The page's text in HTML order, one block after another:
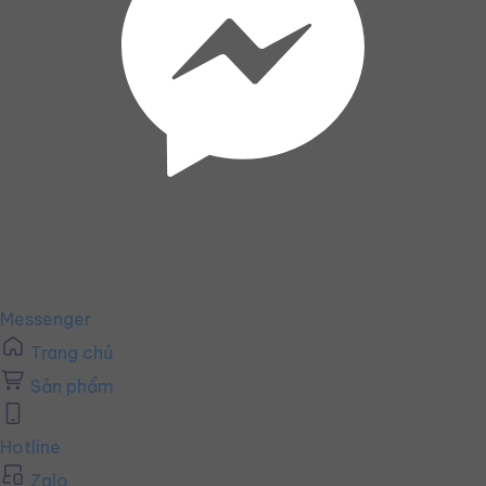
Messenger
Trang chủ
Sản phẩm
Hotline
Zalo